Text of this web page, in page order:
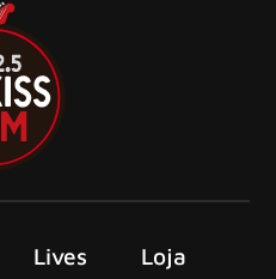
Lives Loja